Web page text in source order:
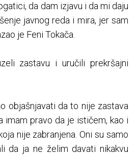
da dam izjavu i da mi daju
javnog reda i mira, jer sam
je Feni Tokača.
zastavu i uručili prekršajni
objašnjavati da to nije zastava
imam pravo da je ističem, kao i
nije zabranjena. Oni su samo
da ja ne želim davati nikakvu